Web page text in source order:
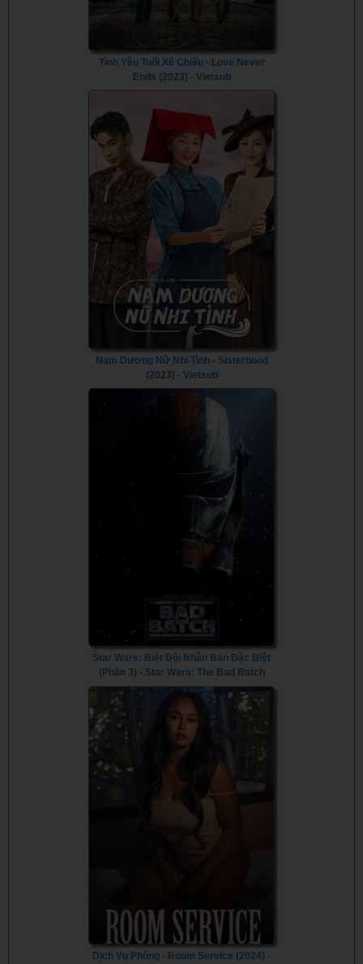
Tình Yêu Tuổi Xế Chiều - Love Never
Ends (2023) - Vietsub
Nam Dương Nữ Nhi Tình - Sisterhood
(2023) - Vietsub
Star Wars: Biệt Đội Nhân Bản Đặc Biệt
(Phần 3) - Star Wars: The Bad Batch
(Season 3) (2024) - Vietsub
Dịch Vụ Phòng - Room Service (2024) -